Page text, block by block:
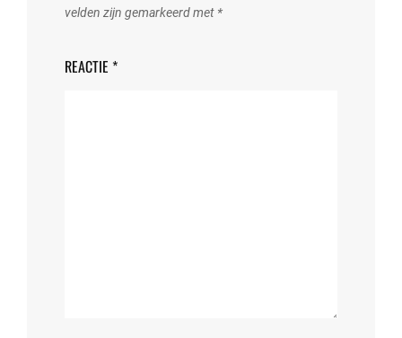
velden zijn gemarkeerd met *
REACTIE *